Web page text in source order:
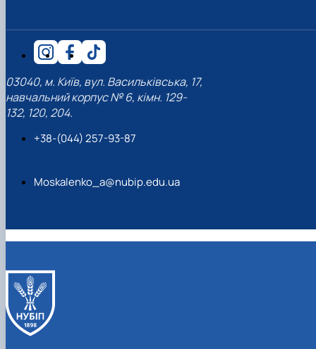
03040, м. Київ, вул. Васильківська, 17,
навчальний корпус № 6, кімн. 129-
132, 120, 204.
+38-(044) 257-93-87
Moskalenko_a@nubip.edu.ua